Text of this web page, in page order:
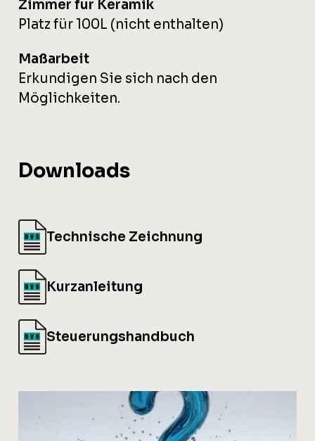
Zimmer für Keramik
Platz für 100L (nicht enthalten)
Maßarbeit
Erkundigen Sie sich nach den
Möglichkeiten.
Downloads
Technische Zeichnung
Kurzanleitung
Steuerungshandbuch